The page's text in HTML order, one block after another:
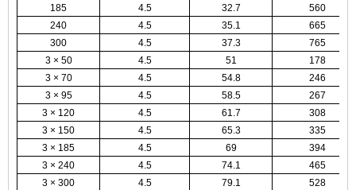
185 4.5 32.7
560
240
4.5 35.1
665
300
4.5 37.3
765
3 × 50
4.5 51
178
3 × 70
4.5 54.8
246
3 × 95
4.5 58.5
267
3 × 120
4.5 61.7
308
3 × 150
4.5 65.3
335
3 × 185
4.5 69
394
3 × 240
4.5 74.1
465
3 × 300
4.5 79.1 528